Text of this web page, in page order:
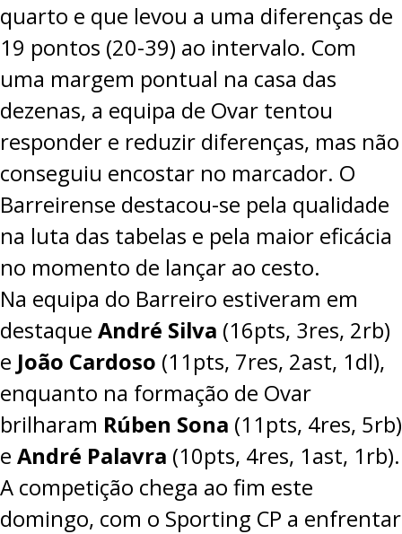
quarto e que levou a uma diferenças de
19 pontos (20-39) ao intervalo. Com
uma margem pontual na casa das
dezenas, a equipa de Ovar tentou
responder e reduzir diferenças, mas não
conseguiu encostar no marcador. O
Barreirense destacou-se pela qualidade
na luta das tabelas e pela maior eficácia
no momento de lançar ao cesto.
Na equipa do Barreiro estiveram em
destaque André Silva (16pts, 3res, 2rb)
e João Cardoso (11pts, 7res, 2ast, 1dl),
enquanto na formação de Ovar
brilharam Rúben Sona (11pts, 4res, 5rb)
e André Palavra (10pts, 4res, 1ast, 1rb).
A competição chega ao fim este
domingo, com o Sporting CP a enfrentar